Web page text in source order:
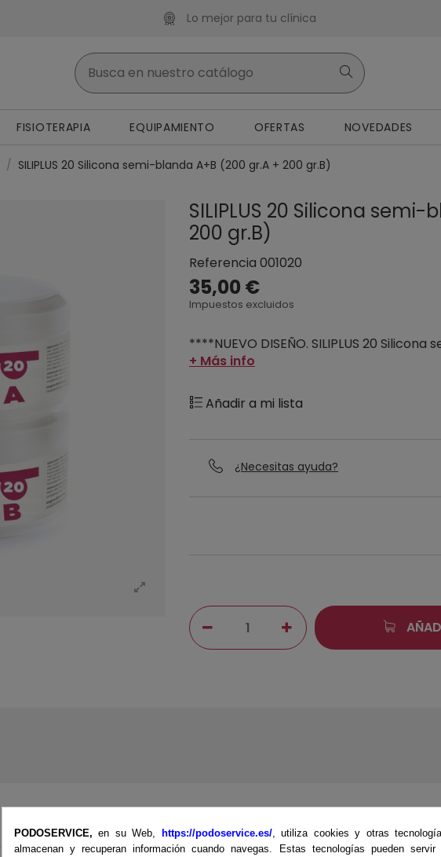
Lo mejor para tu clínica
FISIOTERAPIA EQUIPAMIENTO OFERTAS NOVEDADES
SILIPLUS 20 Silicona semi-blanda A+B (200 gr.A + 200 gr.B)
SILIPLUS 20 Silicona
200 gr.B)
Referencia 001020
35,00 €
Impuestos excluidos
****NUEVO DISEÑO. SILIPLUS 20
+ Más info
Añadir a mi lista
¿Necesitas ayuda?
PODOSERVICE,en su Web, https://podoservice.es/, utiliza cookies y otras
almacenan y recuperan información cuando navegas. Estas tecnologías pueden servir